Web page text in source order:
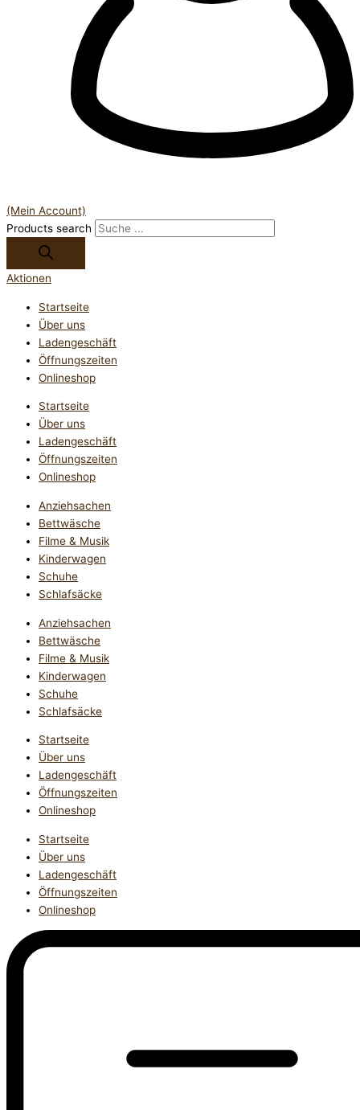
(Mein Account)
Products search
Aktionen
Startseite
Über uns
Ladengeschäft
Öffnungszeiten
Onlineshop
Startseite
Über uns
Ladengeschäft
Öffnungszeiten
Onlineshop
Anziehsachen
Bettwäsche
Filme & Musik
Kinderwagen
Schuhe
Schlafsäcke
Anziehsachen
Bettwäsche
Filme & Musik
Kinderwagen
Schuhe
Schlafsäcke
Startseite
Über uns
Ladengeschäft
Öffnungszeiten
Onlineshop
Startseite
Über uns
Ladengeschäft
Öffnungszeiten
Onlineshop